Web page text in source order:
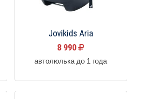
Jovikids Aria
8 990
автолюлька до 1 года